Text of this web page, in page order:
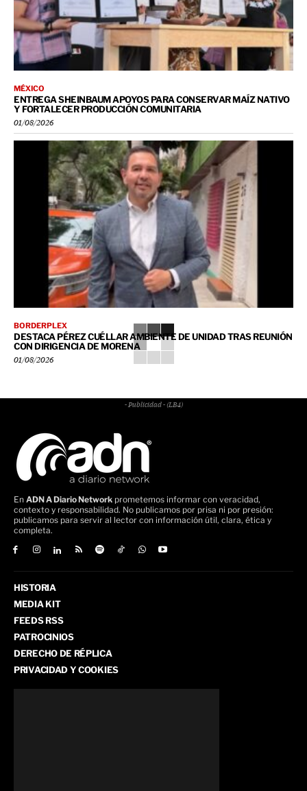
MÉXICO
ENTREGA SHEINBAUM APOYOS PARA CONSERVAR MAÍZ NATIVO
Y FORTALECER PRODUCCIÓN COMUNITARIA
01/08/2026
BORDERPLEX
DESTACA PÉREZ CUÉLLAR AMBIENTE DE UNIDAD TRAS REUNIÓN
CON DIRIGENCIA DE MORENA
01/08/2026
- Publicidad - (LB4)
En ADN A Diario Network prometemos informar con veracidad,
contexto y responsabilidad. No publicamos por prisa ni por presión:
publicamos para servir al lector con información útil, clara, ética y
completa.
HISTORIA
MEDIA KIT
FEEDS RSS
PATROCINIOS
DERECHO DE RÉPLICA
PRIVACIDAD Y COOKIES